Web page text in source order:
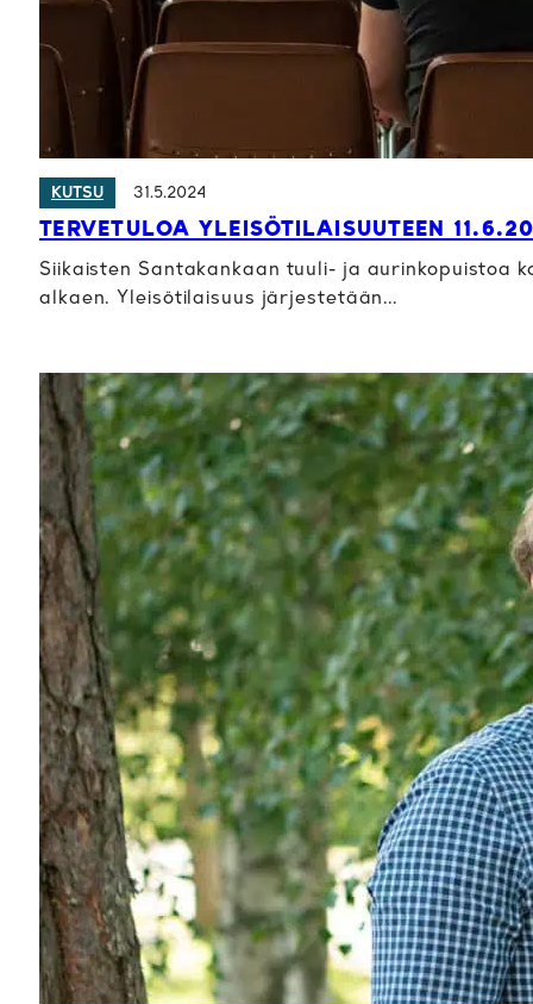
KUTSU 31.5.2024
TERVETULOA YLEISÖTILAISUUTEEN
Siikaisten Santakankaan tuuli- ja aurinkopuistoa
alkaen. Yleisötilaisuus järjestetään…